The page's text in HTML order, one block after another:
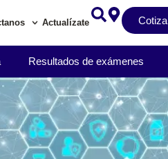
Actualízate
Resultados de exámenes